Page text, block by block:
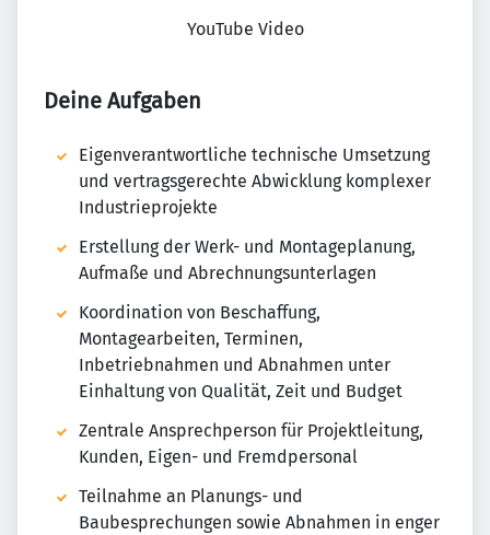
YouTube Video
Deine Aufgaben
Eigenverantwortliche technische Umsetzung
und vertragsgerechte Abwicklung komplexer
Industrieprojekte
Erstellung der Werk- und Montageplanung,
Aufmaße und Abrechnungsunterlagen
Koordination von Beschaffung,
Montagearbeiten, Terminen,
Inbetriebnahmen und Abnahmen unter
Einhaltung von Qualität, Zeit und Budget
Zentrale Ansprechperson für Projektleitung,
Kunden, Eigen- und Fremdpersonal
Teilnahme an Planungs- und
Baubesprechungen sowie Abnahmen in enger